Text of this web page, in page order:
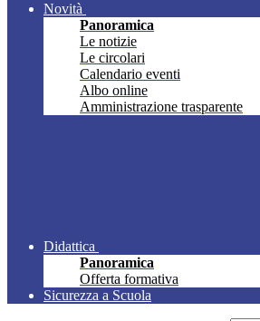
Novità
Panoramica
Le notizie
Le circolari
Calendario eventi
Albo online
Amministrazione trasparente
Didattica
Panoramica
Offerta formativa
Sicurezza a Scuola